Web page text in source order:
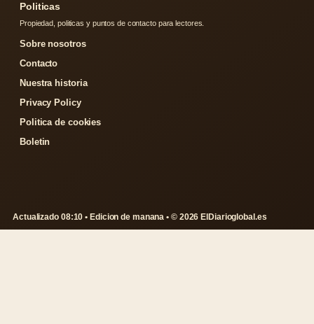
Politicas
Propiedad, politicas y puntos de contacto para lectores.
Sobre nosotros
Contacto
Nuestra historia
Privacy Policy
Politica de cookies
Boletin
Actualizado 08:10 • Edicion de manana • © 2026 ElDiarioglobal.es